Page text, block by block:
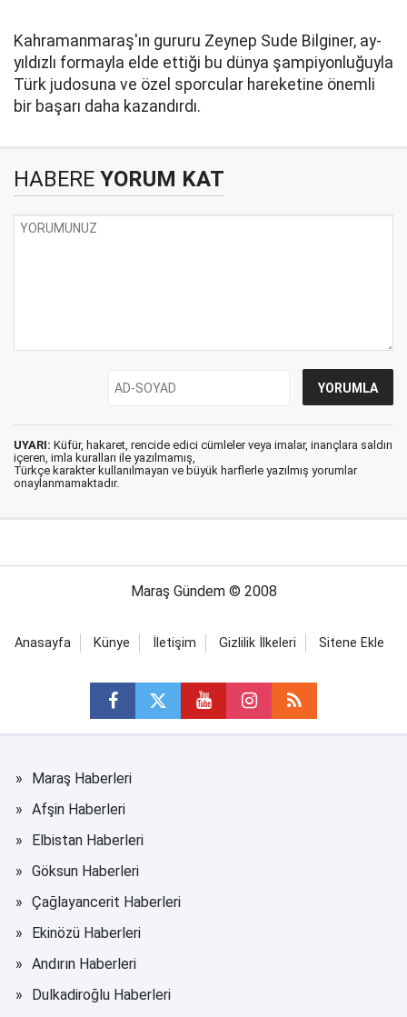
Kahramanmaraş'ın gururu Zeynep Sude Bilginer, ay-
yıldızlı formayla elde ettiği bu dünya şampiyonluğuyla
Türk judosuna ve özel sporcular hareketine önemli
bir başarı daha kazandırdı.
HABERE YORUM KAT
UYARI: Küfür, hakaret, rencide edici cümleler veya imalar, inançlara saldırı
içeren, imla kuralları ile yazılmamış,
Türkçe karakter kullanılmayan ve büyük harflerle yazılmış yorumlar
onaylanmamaktadır.
Maraş Gündem © 2008
Anasayfa Künye İletişim Gizlilik İlkeleri Sitene Ekle
Maraş Haberleri
Afşin Haberleri
Elbistan Haberleri
Göksun Haberleri
Çağlayancerit Haberleri
Ekinözü Haberleri
Andırın Haberleri
Dulkadiroğlu Haberleri